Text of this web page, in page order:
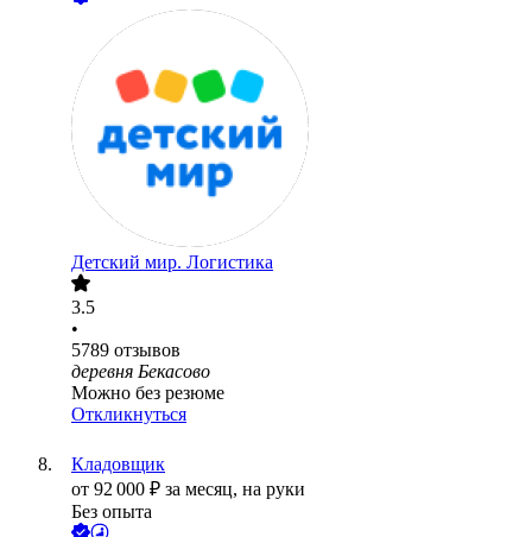
Детский мир. Логистика
3.5
•
5789 отзывов
деревня Бекасово
Можно без резюме
Откликнуться
Кладовщик
от 92 000 ₽ за месяц, на руки
Без опыта